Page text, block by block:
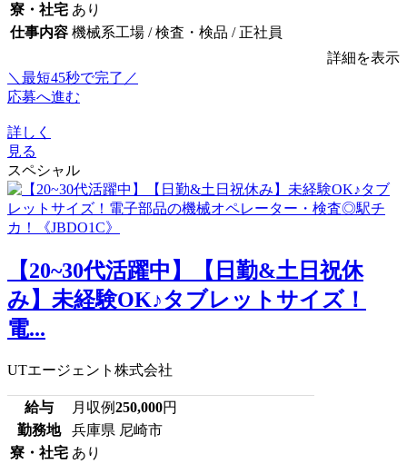
寮・社宅 あり
仕事内容 機械系工場 / 検査・検品 / 正社員
詳細を表示
＼最短45秒で完了／
応募へ進む
詳しく
見る
スペシャル
【20~30代活躍中】【日勤&土日祝休
み】未経験OK♪タブレットサイズ！
電...
UTエージェント株式会社
給与 月収例250,000円
勤務地
兵庫県 尼崎市
寮・社宅 あり